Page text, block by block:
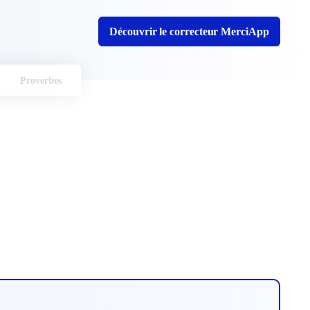
Découvrir le correcteur MerciApp
Proverbes